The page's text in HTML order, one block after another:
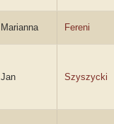
Marianna Fereni
Jan Szyszycki